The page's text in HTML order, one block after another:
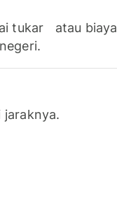
tukar atau biaya
jaraknya.